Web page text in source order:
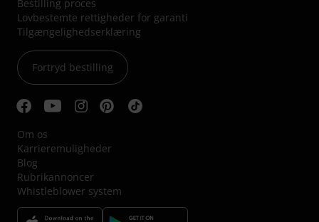
Bestilling proces
Lovbestemte rettigheder for garanti
Tilgængelighedserklæring
Fortryd bestilling
Om os
Karrieremuligheder
Blog
Rubrikannoncer
Whistleblower system